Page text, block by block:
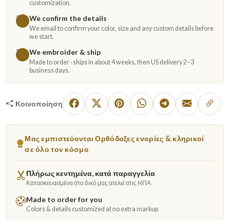
customization.
2
We confirm the details
We email to confirm your color, size and any custom details before
we start.
3
We embroider & ship
Made to order · ships in about 4 weeks, then US delivery 2–3
business days.
Κοινοποίηση
Μας εμπιστεύονται Ορθόδοξες ενορίες & κληρικοί
σε όλο τον κόσμο
Πλήρως κεντημένα, κατά παραγγελία
Κατασκευασμένα στο δικό μας ατελιέ στις ΗΠΑ
Made to order for you
Colors & details customized at no extra markup